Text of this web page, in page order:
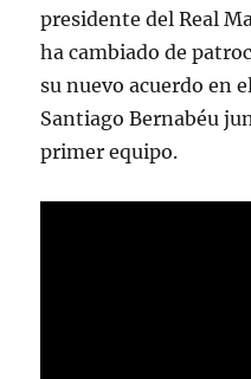
presidente del Real
ha cambiado de
su nuevo acuerdo en
Santiago Bernabéu
primer equipo.